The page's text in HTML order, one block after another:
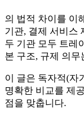
의 법적 차이를 이
기관, 결제 서비스
두 기관 모두 트레
본 구조, 규제 의
이 글은 독자적(자
명확한 비교를 제
점을 맞춥니다.